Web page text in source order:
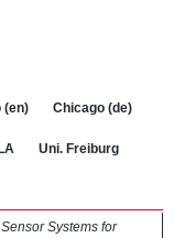
(en) Chicago (de)
Uni. Freiburg
Systems for